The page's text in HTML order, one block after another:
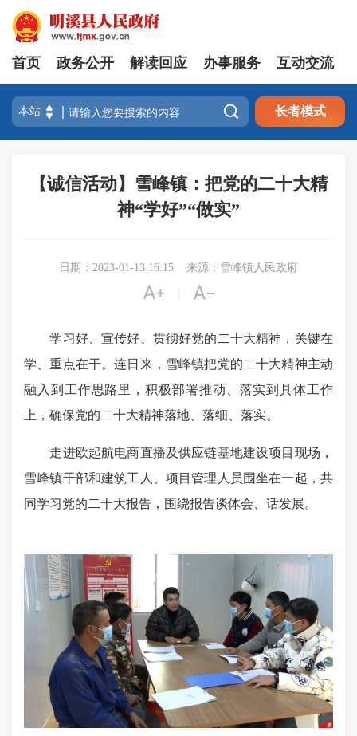
首页 政务公开 解读回应 办事服务 互动交流
 长者模式
【诚信活动】雪峰镇：把党的二十大精
神“学好”“做实”
日期：2023-01-13 16:15 来源：雪峰镇人民政府
 
学习好、宣传好、贯彻好党的二十大精神，关键在
学、重点在干。连日来，雪峰镇把党的二十大精神主动
融入到工作思路里，积极部署推动、落实到具体工作
上，确保党的二十大精神落地、落细、落实。
走进欧起航电商直播及供应链基地建设项目现场，
雪峰镇干部和建筑工人、项目管理人员围坐在一起，共
同学习党的二十大报告，围绕报告谈体会、话发展。